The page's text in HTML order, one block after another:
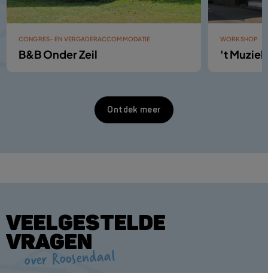
CONGRES- EN VERGADERACCOMMODATIE
B&B Onder Zeil
WORKSHOP
't
Ontdek meer
VEELGESTELDE
VRAGEN
over Roosendaal